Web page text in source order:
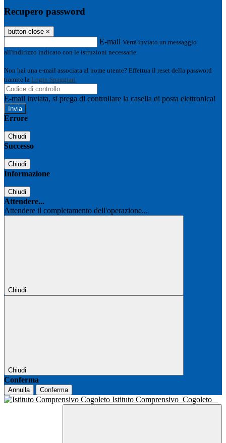
Recupero password
button close ×
E-mail Verrà inviato un messaggio
all'indirizzo indicato con le istruzioni necessarie.
Non hai una e-mail associata al nome utente? Effettua il reset della password
tramite la Login Spaggiari
E-mail inviata, si prega di controllare la casella di posta elettronica!
Errore
Chiudi
Successo
Chiudi
Informazione
Chiudi
Attendere...
Attendere il completamento dell'operazione...
Chiudi
Chiudi
Conferma
Annulla Conferma
Istituto Comprensivo Cogoleto